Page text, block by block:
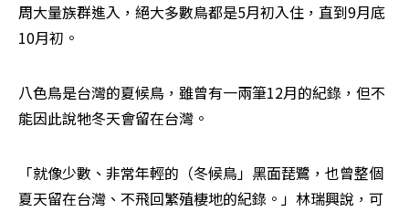
周大量族群進入，絕大多數鳥都是5月初入住，直到9月底
10月初。
八色鳥是台灣的夏候鳥，雖曾有一兩筆12月的紀錄，但不
能因此說牠冬天會留在台灣。
「就像少數、非常年輕的（冬候鳥」黑面琵鷺，也曾整個
夏天留在台灣、不飛回繁殖棲地的紀錄。」林瑞興說，可